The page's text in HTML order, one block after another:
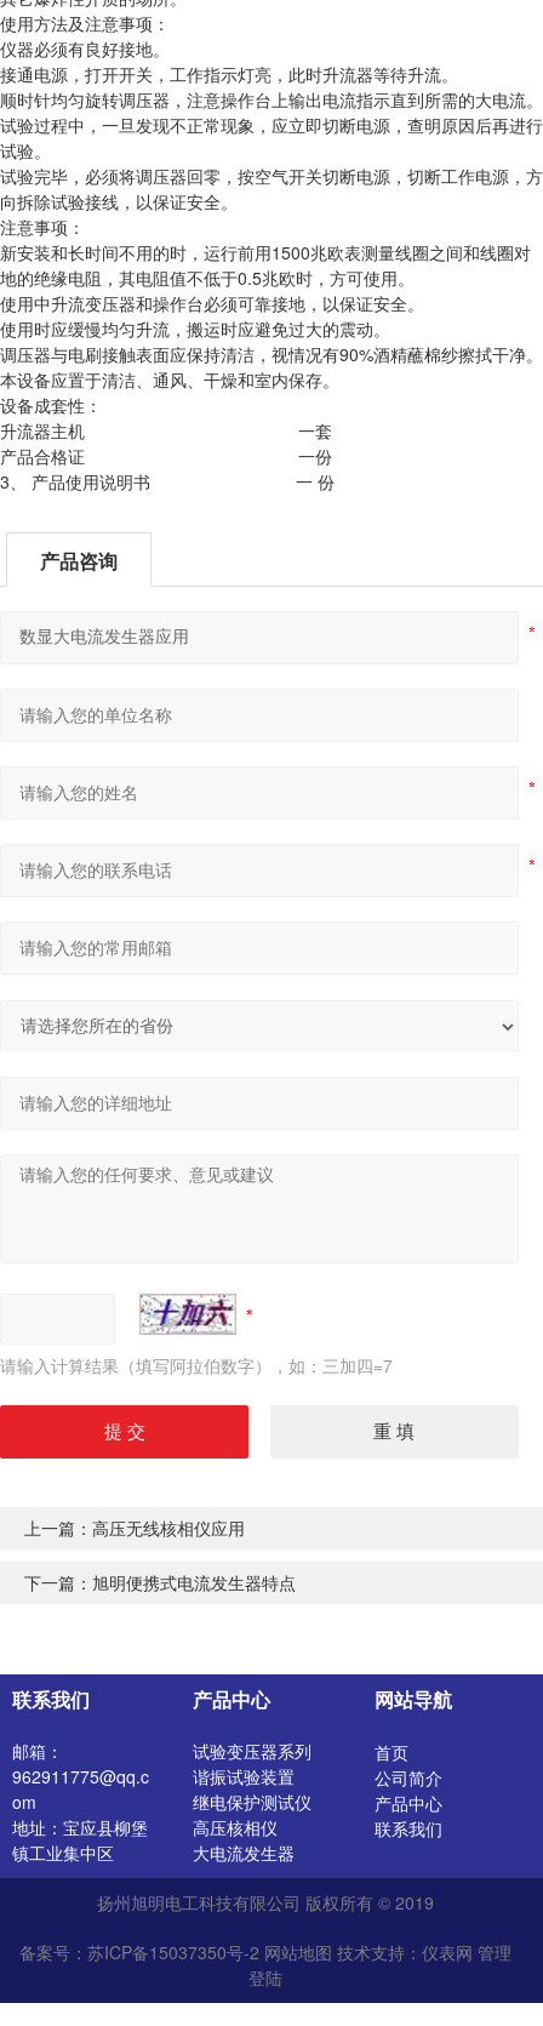
使用方法及注意事项：
仪器必须有良好接地。
接通电源，打开开关，工作指示灯亮，此时升流器等待升流。
顺时针均匀旋转调压器，注意操作台上输出电流指示直到所需的大电流。
试验过程中，一旦发现不正常现象，应立即切断电源，查明原因后再进行
试验。
试验完毕，必须将调压器回零，按空气开关切断电源，切断工作电源，方
向拆除试验接线，以保证安全。
注意事项：
新安装和长时间不用的时，运行前用1500兆欧表测量线圈之间和线圈对
地的绝缘电阻，其电阻值不低于0.5兆欧时，方可使用。
使用中升流变压器和操作台必须可靠接地，以保证安全。
使用时应缓慢均匀升流，搬运时应避免过大的震动。
调压器与电刷接触表面应保持清洁，视情况有90%酒精蘸棉纱擦拭干净。
本设备应置于清洁、通风、干燥和室内保存。
设备成套性：
升流器主机 一套
产品合格证 一份
3、 产品使用说明书 一 份
产品咨询
请输入计算结果（填写阿拉伯数字），如：三加四=7
上一篇： 高压无线核相仪应用
下一篇： 旭明便携式电流发生器特点
联系我们
邮箱：
962911775@qq.c
om
地址：宝应县柳堡
镇工业集中区
产品中心
试验变压器系列
谐振试验装置
继电保护测试仪
高压核相仪
大电流发生器
开关特性测试仪
高压发生器
介质损耗测试仪
直流电阻测试仪
绝缘油介电强度测
网站导航
首页
公司简介
产品中心
联系我们
扬州旭明电工科技有限公司 版权所有 © 2019
备案号：苏ICP备15037350号-2 网站地图 技术支持： 仪表网 管理
登陆